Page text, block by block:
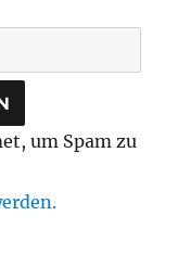
um Spam zu